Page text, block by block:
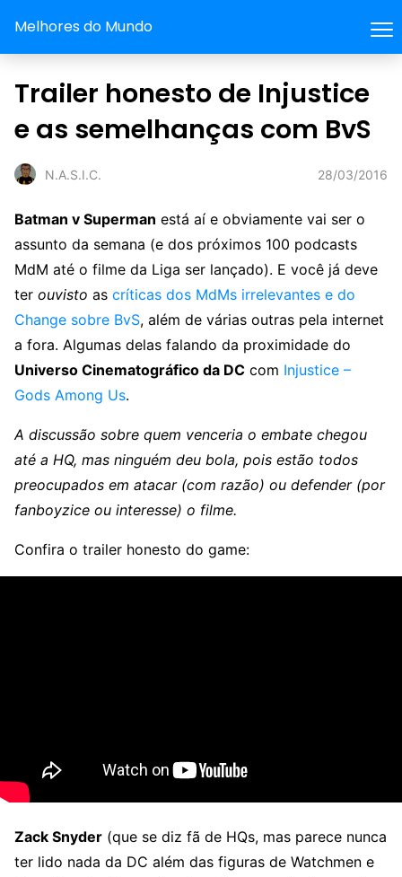
Melhores do Mundo
Trailer honesto de Injustice
e as semelhanças com BvS
N.A.S.I.C. 28/03/2016
Batman v Superman está aí e obviamente vai ser o
assunto da semana (e dos próximos 100 podcasts
MdM até o filme da Liga ser lançado). E você já deve
ter ouvisto as críticas dos MdMs irrelevantes e do
Change sobre BvS, além de várias outras pela internet
a fora. Algumas delas falando da proximidade do
Universo Cinematográfico da DC com Injustice –
Gods Among Us.
A discussão sobre quem venceria o embate chegou
até a HQ, mas ninguém deu bola, pois estão todos
preocupados em atacar (com razão) ou defender (por
fanboyzice ou interesse) o filme.
Confira o trailer honesto do game:
Zack Snyder (que se diz fã de HQs, mas parece nunca
ter lido nada da DC além das figuras de Watchmen e